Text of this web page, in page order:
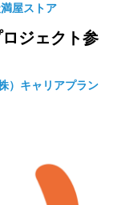
屋ストア
ジェクト参
）キャリアプラン